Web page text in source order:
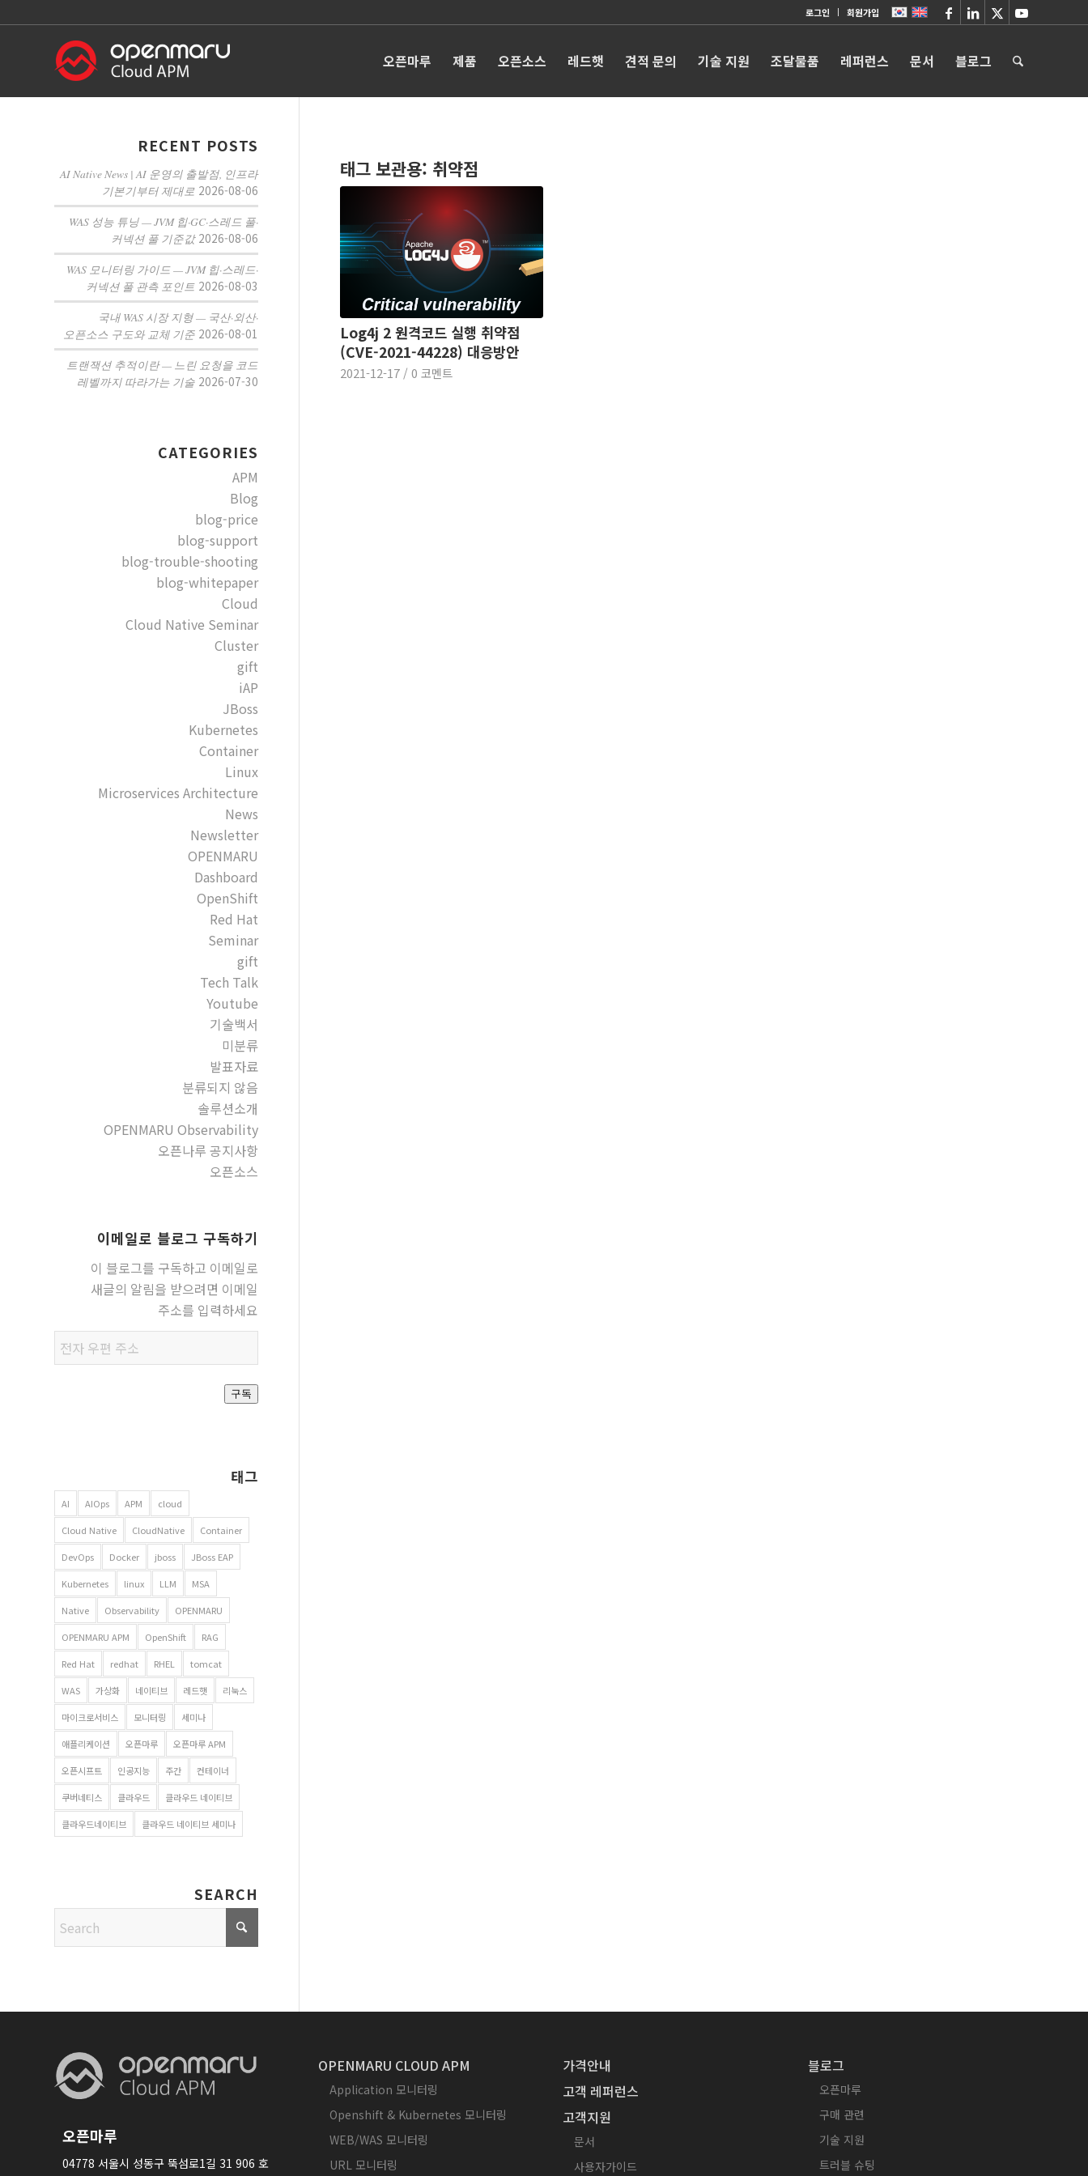
로그인 회원가입
오픈마루 제품 오픈소스 레드햇 견적 문의 기술 지원 조달물품 레퍼런스 문서 블로그
태그 보관용: 취약점
Log4j 2 원격코드 실행 취약점
(CVE-2021-44228) 대응방안
2021-12-17 / 0 코멘트
RECENT POSTS
AI Native News | AI 운영의 출발점, 인프라
기본기부터 제대로 2026-08-06
WAS 성능 튜닝 — JVM 힙·GC·스레드 풀·
커넥션 풀 기준값 2026-08-06
WAS 모니터링 가이드 — JVM 힙·스레드·
커넥션 풀 관측 포인트 2026-08-03
국내 WAS 시장 지형 — 국산·외산·
오픈소스 구도와 교체 기준 2026-08-01
트랜잭션 추적이란 — 느린 요청을 코드
레벨까지 따라가는 기술 2026-07-30
CATEGORIES
APM
Blog
blog-price
blog-support
blog-trouble-shooting
blog-whitepaper
Cloud
Cloud Native Seminar
Cluster
gift
iAP
JBoss
Kubernetes
Container
Linux
Microservices Architecture
News
Newsletter
OPENMARU
Dashboard
OpenShift
Red Hat
Seminar
gift
Tech Talk
Youtube
기술백서
미분류
발표자료
분류되지 않음
솔루션소개
OPENMARU Observability
오픈나루 공지사항
오픈소스
이메일로 블로그 구독하기
이 블로그를 구독하고 이메일로
새글의 알림을 받으려면 이메일
주소를 입력하세요
우편
주소
구독
태그
AI AIOps APM cloud
Cloud Native CloudNative Container
DevOps Docker jboss JBoss EAP
Kubernetes linux LLM MSA
Native Observability OPENMARU
OPENMARU APM OpenShift RAG
Red Hat redhat RHEL tomcat
WAS 가상화 네이티브 레드햇 리눅스
마이크로서비스 모니터링 세미나
애플리케이션 오픈마루 오픈마루 APM
오픈시프트 인공지능 주간 컨테이너
쿠버네티스 클라우드 클라우드 네이티브
클라우드네이티브 클라우드 네이티브 세미나
SEARCH
오픈마루
04778 서울시 성동구 뚝섬로1길 31 906 호
OPENMARU CLOUD APM
Application 모니터링
Openshift & Kubernetes 모니터링
WEB/WAS 모니터링
URL 모니터링
가격안내
고객 레퍼런스
고객지원
문서
사용자가이드
블로그
오픈마루
구매 관련
기술 지원
트러블 슈팅